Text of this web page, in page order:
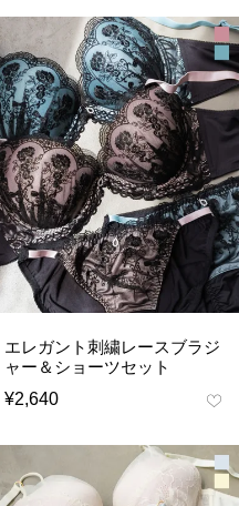
エレガント刺繍レースブラジ
ャー＆ショーツセット
¥2,640